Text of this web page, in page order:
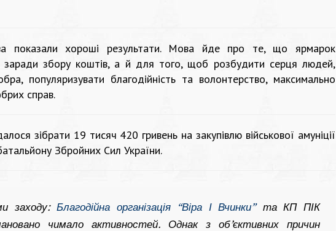
показали хороші результати. Мова йде про те, що ярмарок
заради збору коштів, а й для того, щоб розбудити серця людей,
популяризувати благодійність та волонтерство, максимально
справ.
зібрати 19 тисяч 420 гривень на закупівлю військової амуніції
Збройних Сил України.
заходу:Благодійна організація “Віра І Вчинки”та КП ПІК
чимало активностей. Однак з об’єктивних причин